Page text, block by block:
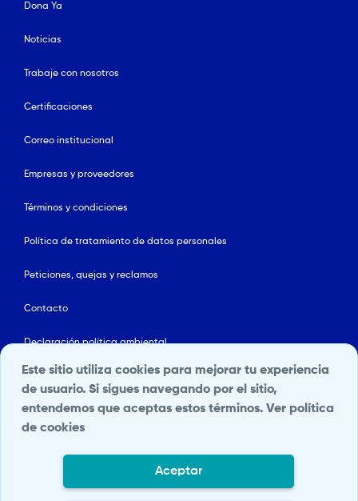
Dona Ya
Noticias
Trabaje con nosotros
Certificaciones
Correo institucional
Empresas y proveedores
Términos y condiciones
Política de tratamiento de datos personales
Peticiones, quejas y reclamos
Contacto
Declaración política ambiental
Línea ética
Mapa del sitio
Este sitio utiliza cookies para mejorar tu experiencia
de usuario. Si sigues navegando por el sitio,
entendemos que aceptas estos términos.Ver política
de cookies
Aceptar